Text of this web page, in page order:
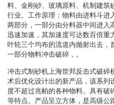
料、金刚砂、玻璃原料、机制建筑
行业。工作原理：物料由进料斗进
两部分，一部分由分料器中间进入
迅速加速，其加速度可达数百倍重
叶轮三个均布的流道内抛射出去，
一部分物料冲击破碎，。
冲击式制砂机上海世邦反击式破碎
术后优化设计出的新产品，该系列
度不超过兆帕的各种物料。具有破
等特点。产品呈立方体，是高级公